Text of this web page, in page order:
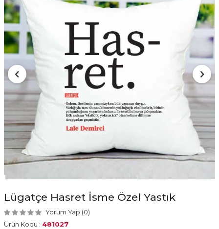
Lügatçe Hasret İsme Özel Yastık
Yorum Yap (0)
Ürün Kodu : 481027